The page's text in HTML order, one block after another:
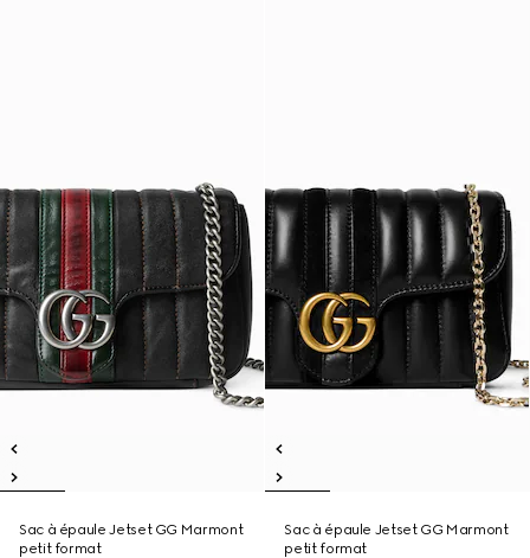
Sac à épaule Jetset GG Marmont
petit format
Sac à épaule Jetset GG Marmont
petit format